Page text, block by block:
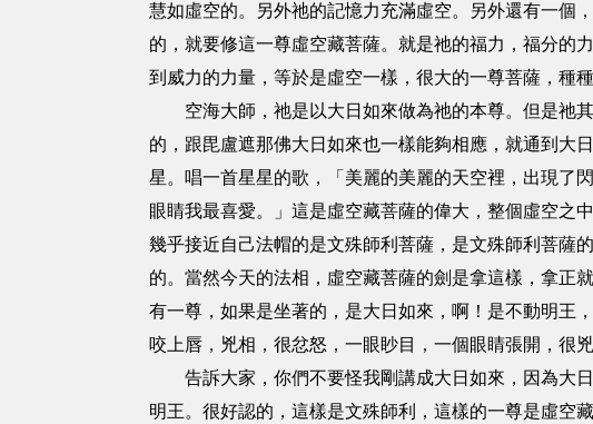
慧如虛空的。另外祂的記憶力充滿虛空。另外還有一個
的，就要修這一尊虛空藏菩薩。就是祂的福力，福分的
到威力的力量，等於是虛空一樣，很大的一尊菩薩，種
空海大師，祂是以大日如來做為祂的本尊。但是祂其
的，跟毘盧遮那佛大日如來也一樣能夠相應，就通到大
星。唱一首星星的歌，「美麗的美麗的天空裡，出現了
眼睛我最喜愛。」這是虛空藏菩薩的偉大，整個虛空之
幾乎接近自己法帽的是文殊師利菩薩，是文殊師利菩薩
的。當然今天的法相，虛空藏菩薩的劍是拿這樣，拿正
有一尊，如果是坐著的，是大日如來，啊！是不動明王
咬上唇，兇相，很忿怒，一眼眇目，一個眼睛張開，很
告訴大家，你們不要怪我剛講成大日如來，因為大日
明王。很好認的，這樣是文殊師利，這樣的一尊是虛空